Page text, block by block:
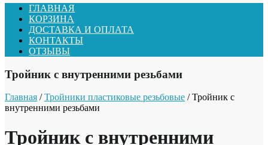
ГЛАВНАЯ
КОРЗИНА
ДОСТАВКА И ОПЛАТА
КОНТАКТЫ
ОТЗЫВЫ
Тройник с внутренними резьбами
Главная /Тройники пластиковые резьбовые / Тройник с
внутренними резьбами
Тройник с внутренними